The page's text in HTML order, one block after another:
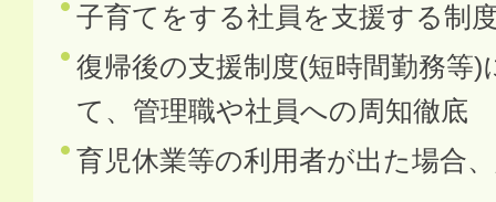
子育てをする社員を支援する制
復帰後の支援制度(短時間勤務等)
て、管理職や社員への周知徹底
育児休業等の利用者が出た場合